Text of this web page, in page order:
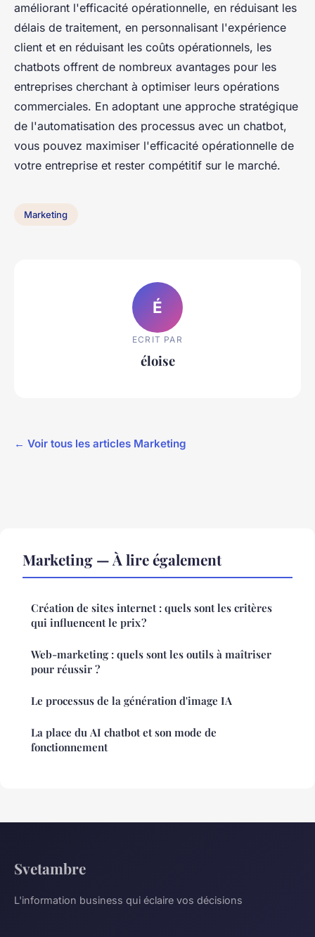
améliorant l'efficacité opérationnelle, en réduisant les
délais de traitement, en personnalisant l'expérience
client et en réduisant les coûts opérationnels, les
chatbots offrent de nombreux avantages pour les
entreprises cherchant à optimiser leurs opérations
commerciales. En adoptant une approche stratégique
de l'automatisation des processus avec un chatbot,
vous pouvez maximiser l'efficacité opérationnelle de
votre entreprise et rester compétitif sur le marché.
Marketing
É
ECRIT PAR
éloise
← Voir tous les articles Marketing
Marketing — À lire également
Création de sites internet : quels sont les critères
qui influencent le prix ?
Web-marketing : quels sont les outils à maîtriser
pour réussir ?
Le processus de la génération d'image IA
La place du AI chatbot et son mode de
fonctionnement
Svetambre
L'information business qui éclaire vos décisions